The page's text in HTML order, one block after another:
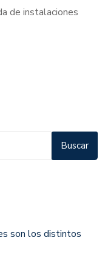
de instalaciones
Buscar
son los distintos